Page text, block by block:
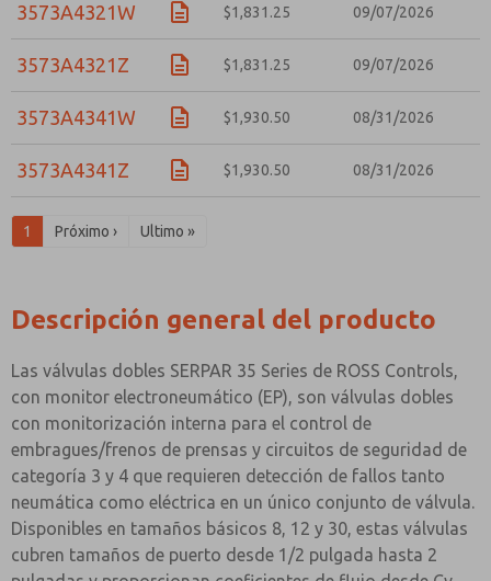
3573A4321W $1,831.25 09/07/2026
3573A4321Z $1,831.25 09/07/2026
3573A4341W $1,930.50 08/31/2026
3573A4341Z $1,930.50 08/31/2026
1 Próximo › Ultimo »
Descripción general del producto
Las válvulas dobles SERPAR 35 Series de ROSS Controls,
con monitor electroneumático (EP), son válvulas dobles
con monitorización interna para el control de
embragues/frenos de prensas y circuitos de seguridad de
categoría 3 y 4 que requieren detección de fallos tanto
neumática como eléctrica en un único conjunto de válvula.
Disponibles en tamaños básicos 8, 12 y 30, estas válvulas
cubren tamaños de puerto desde 1/2 pulgada hasta 2